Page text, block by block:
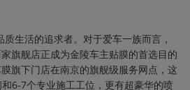
生活的追求者。对于爱车一族而言，
旗舰店正成为金陵车主贴膜的首选目的
旗下门店在南京的旗舰级服务网点，这
6-7个专业施工工位，更有超豪华的喷